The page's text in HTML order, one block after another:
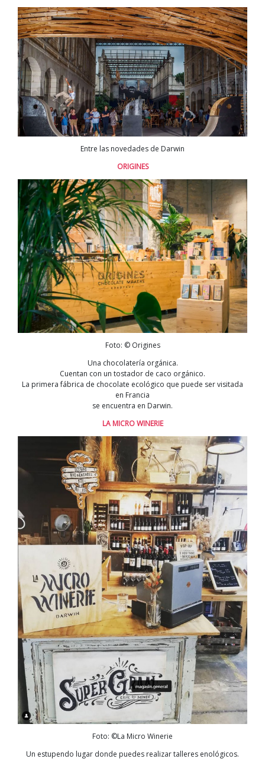
Entre las novedades de Darwin
ORIGINES
Foto: © Origines
Una chocolatería orgánica.
Cuentan con un tostador de caco orgánico.
La primera fábrica de chocolate ecológico que puede ser visitada
en Francia
se encuentra en Darwin.
LA MICRO WINERIE
Foto: ©La Micro Winerie
Un estupendo lugar donde puedes realizar talleres enológicos.